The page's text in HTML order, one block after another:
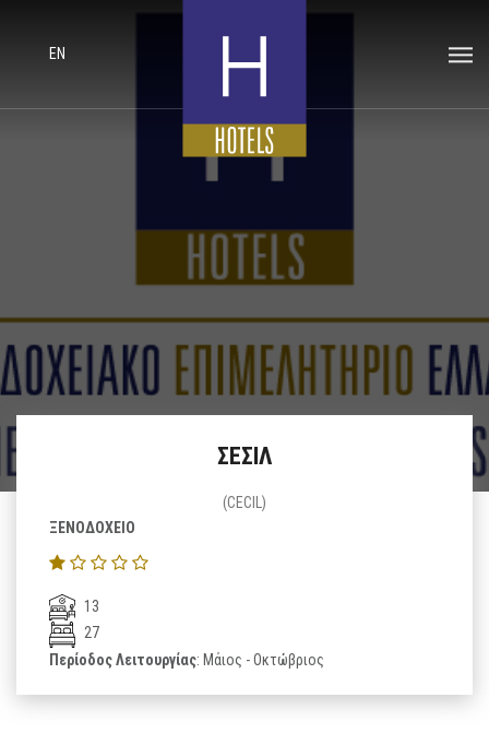
EN
ΣΕΣΙΛ
(CECIL)
ΞΕΝΟΔΟΧΕΙΟ
13
27
Περίοδος Λειτουργίας: Μάιος - Οκτώβριος